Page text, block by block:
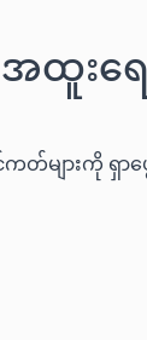
အထူး
င်ကတ်များကို